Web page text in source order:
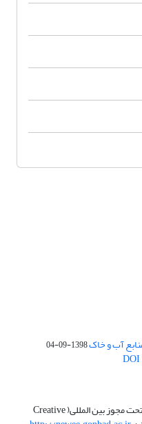
آب و خاک1398-09-04
مقالاتی که در این نشریه منتشر شده اند تحت مجوز بین المللی( Creative